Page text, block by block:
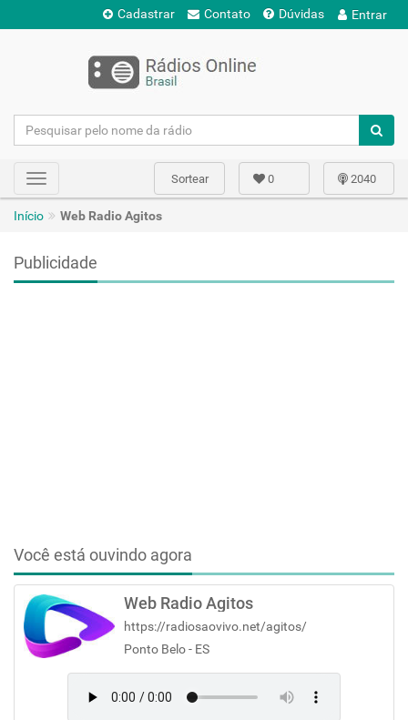
Cadastrar Contato Dúvidas Entrar
Toggle
navigation
2040
0
Sortear
Início Web Radio Agitos
Publicidade
Você está ouvindo agora
Web Radio Agitos
https://radiosaovivo.net/agitos/
Ponto Belo - ES